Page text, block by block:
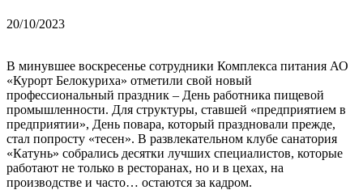
20/10/2023
В минувшее воскресенье сотрудники Комплекса питания АО
«Курорт Белокуриха» отметили свой новый
профессиональный праздник – День работника пищевой
промышленности. Для структуры, ставшей «предприятием в
предприятии», День повара, который праздновали прежде,
стал попросту «тесен». В развлекательном клубе санатория
«Катунь» собрались десятки лучших специалистов, которые
работают не только в ресторанах, но и в цехах, на
производстве и часто… остаются за кадром.